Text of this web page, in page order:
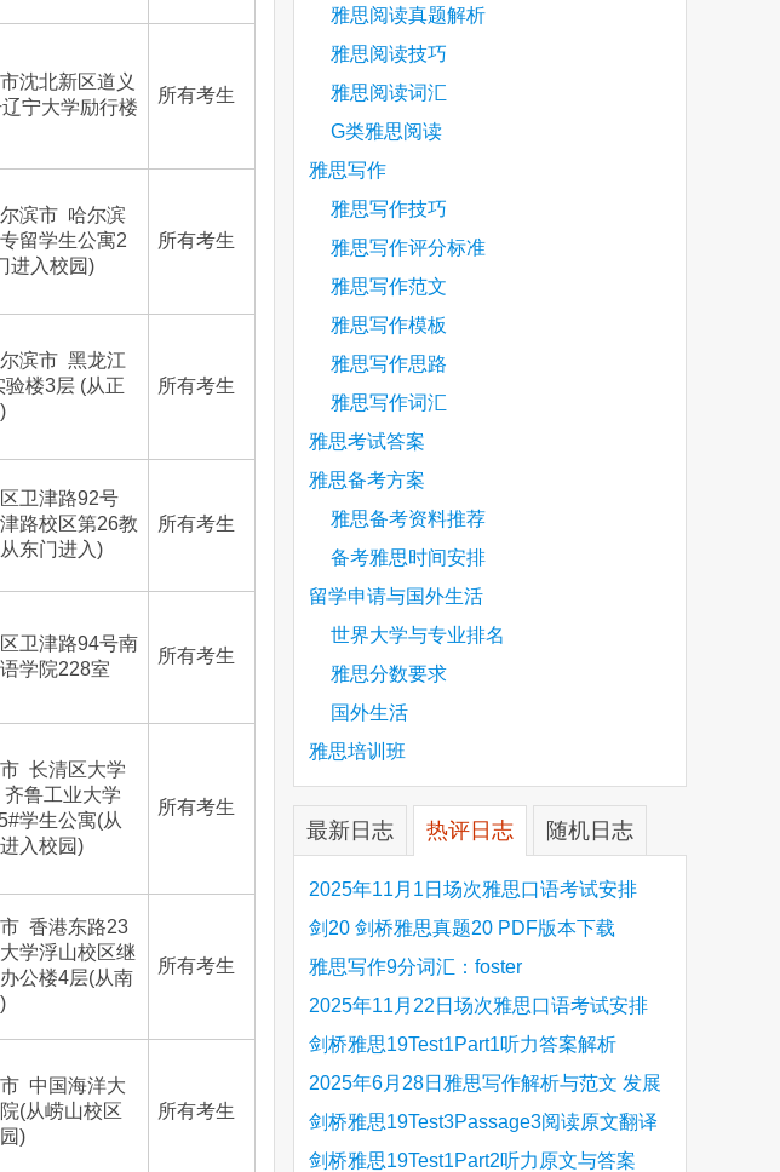
沈北新区道义
宁大学励行楼
所有考生
滨市 哈尔滨
留学生公寓2
进入校园)
所有考生
滨市 黑龙江
验楼3层 (从正
所有考生
卫津路92号
路校区第26教
东门进入)
所有考生
卫津路94号南
学院228室
所有考生
长清区大学
鲁工业大学
学生公寓(从
入校园)
所有考生
香港东路23
学浮山校区继
公楼4层(从南
所有考生
中国海洋大
(从崂山校区
)
所有考生
雅思阅读真题解析
雅思阅读技巧
雅思阅读词汇
G类雅思阅读
雅思写作
雅思写作技巧
雅思写作评分标准
雅思写作范文
雅思写作模板
雅思写作思路
雅思写作词汇
雅思考试答案
雅思备考方案
雅思备考资料推荐
备考雅思时间安排
留学申请与国外生活
世界大学与专业排名
雅思分数要求
国外生活
雅思培训班
最新日志 热评日志 随机日志
2025年11月1日场次雅思口语考试安排
剑20 剑桥雅思真题20 PDF版本下载
雅思写作9分词汇：foster
2025年11月22日场次雅思口语考试安排
剑桥雅思19Test1Part1听力答案解析
Hinchingbrooke Country Park
2025年6月28日雅思写作解析与范文 发展
旅游业 手把手带你写高分范文
剑桥雅思19Test3Passage3阅读原文翻译
Is the era of artificial speech translation
剑桥雅思19Test1Part2听力原文与答案